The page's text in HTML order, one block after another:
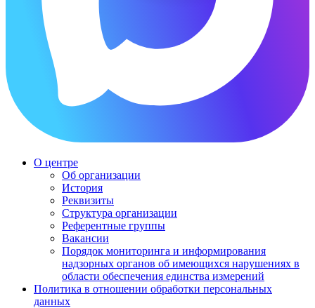
О центре
Об организации
История
Реквизиты
Структура организации
Референтные группы
Вакансии
Порядок мониторинга и информирования
надзорных органов об имеющихся нарушениях в
области обеспечения единства измерений
Политика в отношении обработки персональных
данных